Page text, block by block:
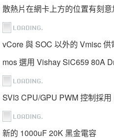
散熱片在網卡上方的位置有刻
vCore 與 SOC 以外的 Vmisc
mos 選用 Vishay SiC659 80A
SVI3 CPU/GPU PWM 控制採
新的 1000uF 20K 黑金電容